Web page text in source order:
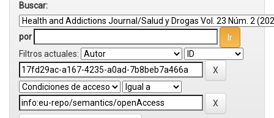
Buscar:
por
Filtros actuales: